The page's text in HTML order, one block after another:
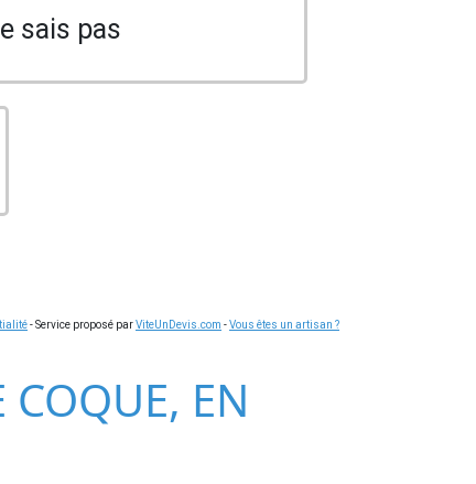
sais pas
- Service proposé parViteUnDevis.com -Vous êtes un artisan ?
EN